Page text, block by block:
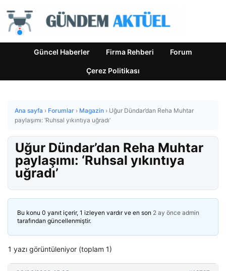
Güncel Haberler Firma Rehberi Forum
Çerez Politikası
Ana sayfa › Forumlar › Magazin › Uğur Dündar’dan Reha Muhtar
paylaşımı: ‘Ruhsal yıkıntıya uğradı’
Uğur Dündar’dan Reha Muhtar
paylaşımı: ‘Ruhsal yıkıntıya
uğradı’
Bu konu 0 yanıt içerir, 1 izleyen vardır ve en son 2 ay önce admin
tarafından güncellenmiştir.
1 yazı görüntüleniyor (toplam 1)